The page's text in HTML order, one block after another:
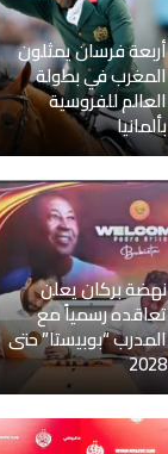
أربعة فرسان يمثلون
المغرب في بطولة
العالم للفروسية
بألمانيا
نهضة بركان يعلن
تعاقده رسمياً مع
المدرب “بوبيستا” حتى
2028